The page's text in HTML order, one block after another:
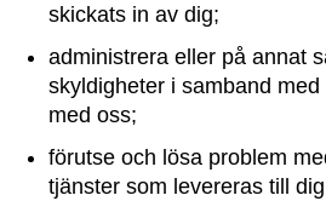
skickats in av dig;
administrera eller på annat
skyldigheter i samband
med oss;
förutse och lösa problem
tjänster som levereras till